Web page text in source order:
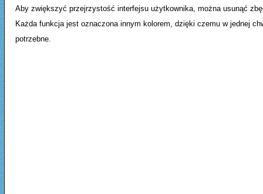
Aby zwiększyć przejrzystość interfejsu użytkownika, można usunąć
Każda funkcja jest oznaczona innym kolorem, dzięki czemu w jednej
potrzebne.